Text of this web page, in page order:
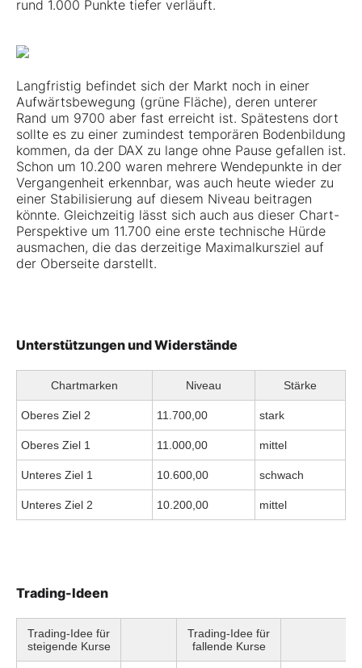
rund 1.000 Punkte tiefer verläuft.
Langfristig befindet sich der Markt noch in einer
Aufwärtsbewegung (grüne Fläche), deren unterer
Rand um 9700 aber fast erreicht ist. Spätestens dort
sollte es zu einer zumindest temporären Bodenbildung
kommen, da der DAX zu lange ohne Pause gefallen ist.
Schon um 10.200 waren mehrere Wendepunkte in der
Vergangenheit erkennbar, was auch heute wieder zu
einer Stabilisierung auf diesem Niveau beitragen
könnte. Gleichzeitig lässt sich auch aus dieser Chart-
Perspektive um 11.700 eine erste technische Hürde
ausmachen, die das derzeitige Maximalkursziel auf
der Oberseite darstellt.
Unterstützungen und Widerstände
Chartmarken Niveau Stärke
Oberes Ziel 2 11.700,00 stark
Oberes Ziel 1 11.000,00 mittel
Unteres Ziel 1 10.600,00 schwach
Unteres Ziel 2 10.200,00 mittel
Trading-Ideen
Trading-Idee für
steigende Kurse
Trading-Idee für
fallende Kurse